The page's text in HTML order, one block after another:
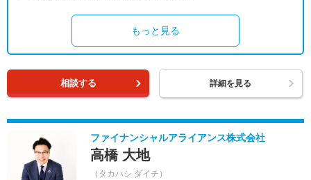
もっと見る
相談する 詳細を見る
ファイナンシャルアライアンス株式会社
高橋 大地
（タカハシ ダイチ）